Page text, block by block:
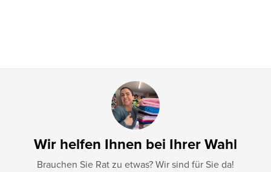
Wir helfen Ihnen bei Ihrer Wahl
Brauchen Sie Rat zu etwas? Wir sind für Sie da!